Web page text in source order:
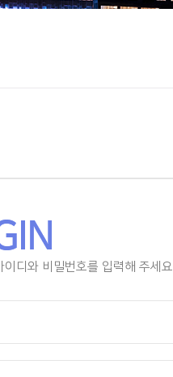
디와 비밀번호를 입력해 주세요.